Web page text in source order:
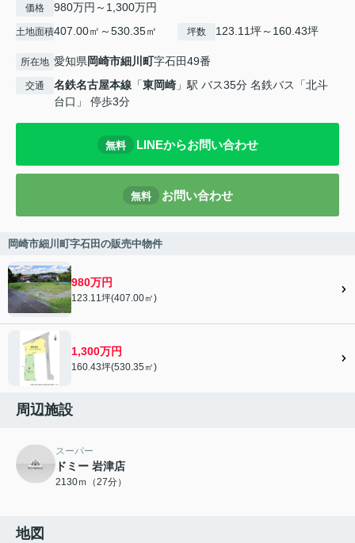
価格 980万円～1,300万円
土地面積407.00㎡～530.35㎡ 坪数 123.11坪～160.43坪
所在地 愛知県岡崎市細川町字石田49番
交通 名鉄名古屋本線 「東岡崎 」駅 バス35分 名鉄バス「北斗
台口」 停歩3分
無料 LINEからお問い合わせ
無料 お問い合わせ
岡崎市細川町字石田の販売中物件
980万円
123.11坪(407.00㎡)
1,300万円
160.43坪(530.35㎡)
周辺施設
スーパー
ドミー 岩津店
2130ｍ（27分）
地図